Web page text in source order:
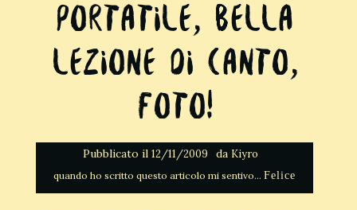
portatile, Bella
lezione di canto,
Foto!
Pubblicato il 12/11/2009 da Kiyro
Felice